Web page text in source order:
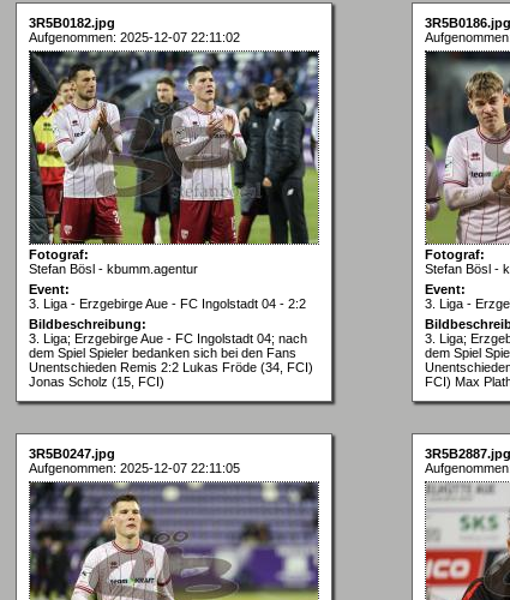
3R5B0182.jpg
Aufgenommen: 2025-12-07 22:11:02
Fotograf:
Stefan Bösl - kbumm.agentur
Event:
3. Liga - Erzgebirge Aue - FC Ingolstadt 04 - 2:2
Bildbeschreibung:
3. Liga; Erzgebirge Aue - FC Ingolstadt 04; nach
dem Spiel Spieler bedanken sich bei den Fans
Unentschieden Remis 2:2 Lukas Fröde (34, FCI)
Jonas Scholz (15, FCI)
3R5B0186.jpg
Fotograf:
Stefan Bösl -
Event:
3. Liga -
3. Liga;
dem Spiel
FCI) Max
3R5B0247.jpg
Aufgenommen: 2025-12-07 22:11:05
3R5B2887.jpg